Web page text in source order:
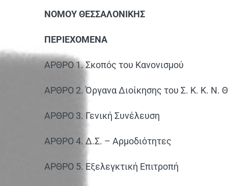
ΝΟΜΟΥ ΘΕΣΣΑΛΟΝΙΚΗΣ
ΠΕΡΙΕΧΟΜΕΝΑ
ΑΡΘΡΟ 1. Σκοπός του Κανονισμού
ΑΡΘΡΟ 2. Όργανα Διοίκησης του Σ. Κ. Κ. Ν.
ΑΡΘΡΟ 3. Γενική Συνέλευση
ΑΡΘΡΟ 4. Δ.Σ. – Αρμοδιότητες
ΑΡΘΡΟ 5. Εξελεγκτική Επιτροπή